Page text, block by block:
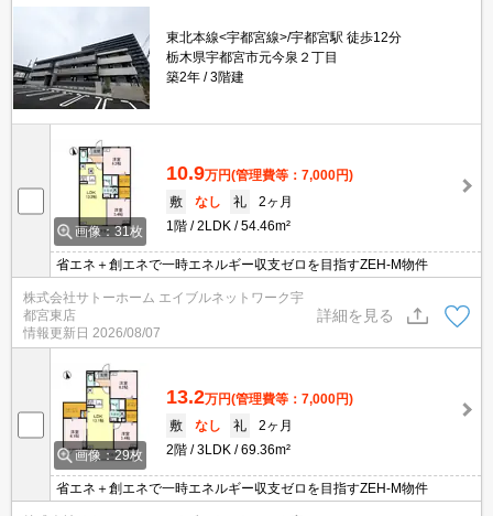
東北本線<宇都宮線>/宇都宮駅 徒歩12分
栃木県宇都宮市元今泉２丁目
築2年
3階建
画像：31枚
10.9万円(管理費等：7,000円)
敷
なし 礼
2ヶ月
1階
2LDK 54.46m²
省エネ＋創エネで一時エネルギー収支ゼロを目指すZEH-M物件
株式会社サトーホーム エイブルネットワーク宇
都宮東店
情報更新日 2026/08/07
詳細を見る
画像：29枚
13.2万円(管理費等：7,000円)
敷
なし 礼
2ヶ月
2階
3LDK 69.36m²
省エネ＋創エネで一時エネルギー収支ゼロを目指すZEH-M物件